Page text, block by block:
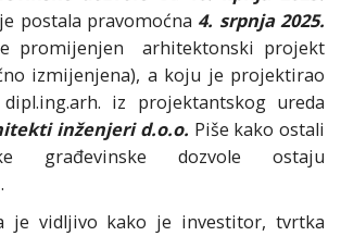
postala pravomoćna 4. srpnja 2025.
promijenjen arhitektonski projekt
izmijenjena), a koju je projektirao
dipl.ing.arh. iz projektantskog ureda
inženjeri d.o.o. Piše kako ostali
građevinske dozvole ostaju
je vidljivo kako je investitor, tvrtka